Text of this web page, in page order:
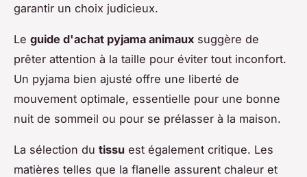
garantir un choix judicieux.
Le guide d'achat pyjama animaux suggère de
prêter attention à la taille pour éviter tout inconfort.
Un pyjama bien ajusté offre une liberté de
mouvement optimale, essentielle pour une bonne
nuit de sommeil ou pour se prélasser à la maison.
La sélection du tissu est également critique. Les
matières telles que la flanelle assurent chaleur et